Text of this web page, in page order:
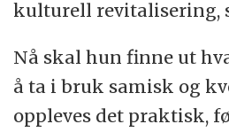
kulturell revitalisering,
Nå skal hun finne ut
å ta i bruk samisk og
oppleves det praktisk,